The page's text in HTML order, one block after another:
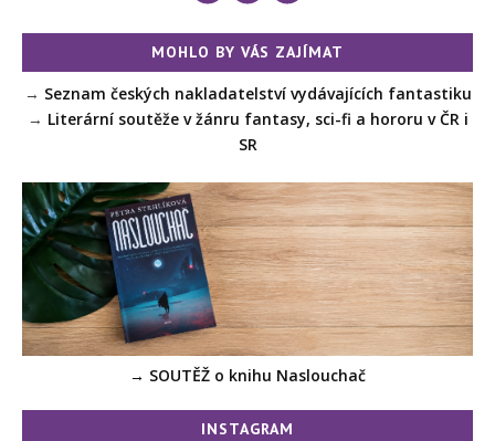
MOHLO BY VÁS ZAJÍMAT
→ Seznam českých nakladatelství vydávajících fantastiku
→ Literární soutěže v žánru fantasy, sci-fi a hororu v ČR i
SR
→ SOUTĚŽ o knihu Naslouchač
INSTAGRAM